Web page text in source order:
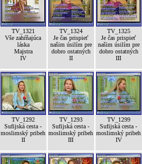
TV_1321
Vše zahŕňajúca
láska
Majstra
IV
TV_1324
Je čas prispieť
našim úsilím pre
dobro ostatných
II
TV_1325
Je čas prispieť
našim úsilím pre
dobro ostatných
III
TV_1292
Sufijská cesta -
moslimský pribeh
II
TV_1293
Sufijská cesta -
moslimský pribeh
III
TV_1299
Sufijská cesta -
moslimský pribeh
IV